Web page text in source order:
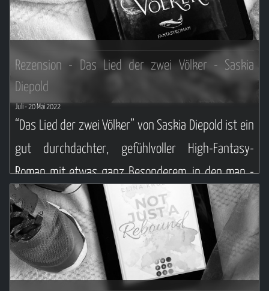
Rezension - Das Lied der zwei Völker - Saskia
Diepold
Juli- 20 Mai 2022
“Das Lied der zwei Völker” von Saskia Diepold ist ein
gut durchdachter, gefühlvoller High-Fantasy-
Roman mit etwas ganz Besonderem, in den man -
wenn man einmal abgetaucht ist - nicht mehr
auftauchen möchte. Für mich gehört es zu meinen
Highlights diesen Jahres.
Weiterlesen ...